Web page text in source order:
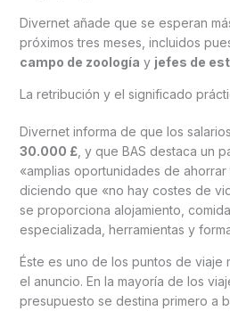
Divernet añade que se esperan
próximos tres meses, incluidos
campo de zoología y jefes de
La retribución y el significado
Divernet informa de que los
30.000 £, y que BAS destaca un
«amplias oportunidades de ahorrar
diciendo que «no hay costes de
se proporciona alojamiento,
especializada, herramientas y
Éste es uno de los puntos de viaje
el anuncio. En la mayoría de los
presupuesto se destina primero a